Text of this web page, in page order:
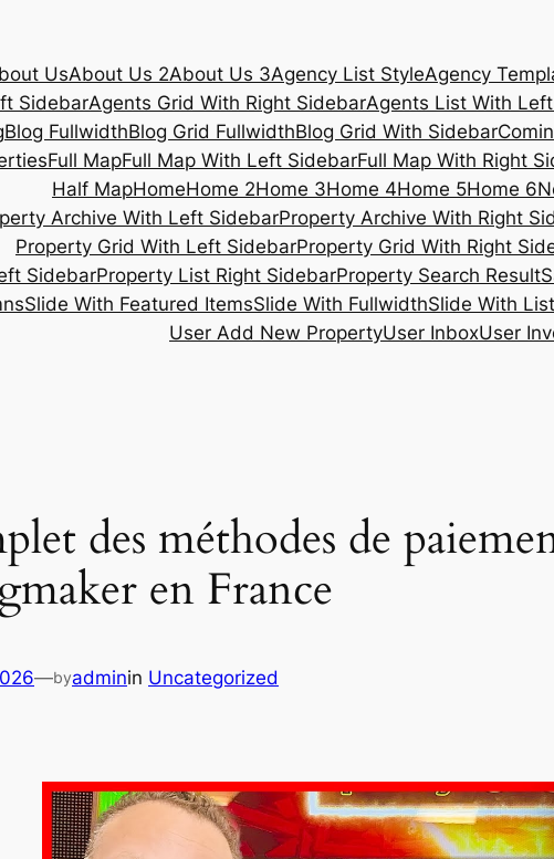
UsAbout Us 2About Us 3Agency List StyleAgency
SidebarAgents Grid With Right SidebarAgents List With
Blog FullwidthBlog Grid FullwidthBlog Grid With Sidebar
Full MapFull Map With Left SidebarFull Map With Right
Half MapHomeHome 2Home 3Home 4Home 5Home 6
Archive With Left SidebarProperty Archive With Right
Property Grid With Left SidebarProperty Grid With Right
SidebarProperty List Right SidebarProperty Search Result
Slide With Featured ItemsSlide With FullwidthSlide With List
User Add New PropertyUser InboxUser
des méthodes de
en France
—byadminin Uncategorized